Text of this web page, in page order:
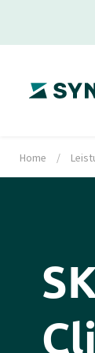
Home /